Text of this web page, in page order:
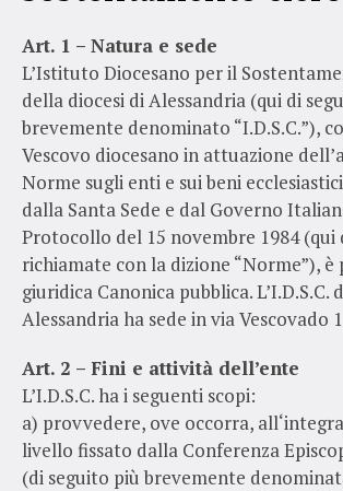
Art. 1 – Natura e sede
L’Istituto Diocesano per il
della diocesi di Alessandria (qui di
brevemente denominato “I.D.S.C.”),
Vescovo diocesano in attuazione
Norme sugli enti e sui beni
dalla Santa Sede e dal Governo
Protocollo del 15 novembre 1984 (qui
richiamate con la dizione “Norme”), è
giuridica Canonica pubblica. L’I.D.S.C.
Alessandria ha sede in via Vescovado
Art. 2 – Fini e attività dell’ente
L’I.D.S.C. ha i seguenti scopi:
a) provvedere, ove occorra,
livello fissato dalla Conferenza
(di seguito più brevemente